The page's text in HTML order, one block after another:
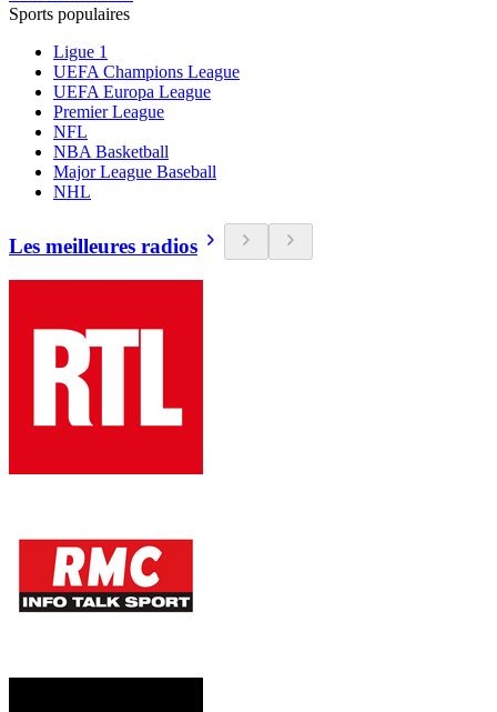
Sports populaires
Ligue 1
UEFA Champions League
UEFA Europa League
Premier League
NFL
NBA Basketball
Major League Baseball
NHL
Les meilleures radios